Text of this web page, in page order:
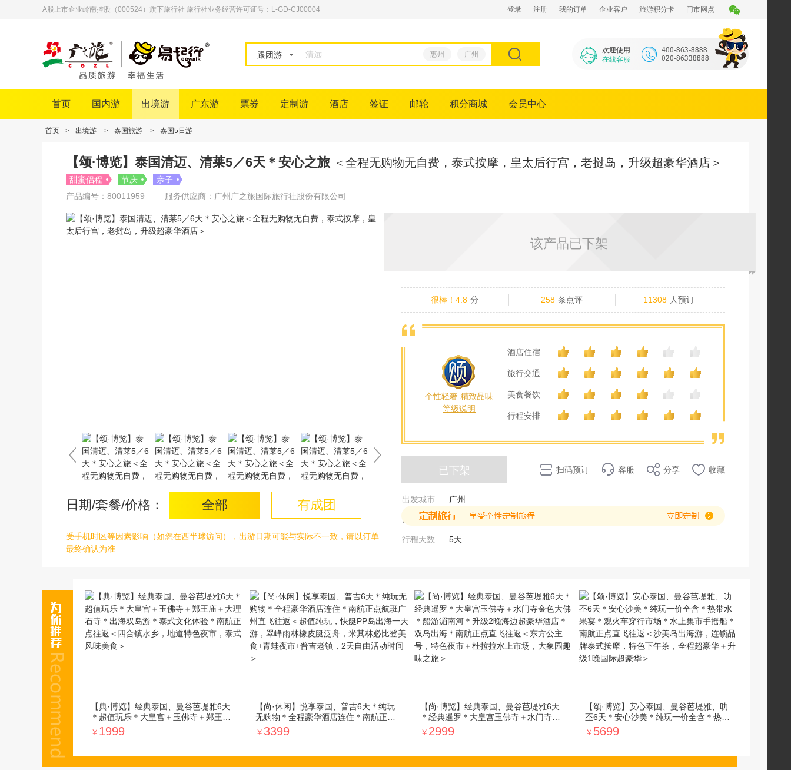
A股上市企业岭南控股（000524）旗下旅行社 旅行社业务经营许可证号：L-GD-CJ00004 登录 注册 我的订单 企业客户 旅游积分卡 门市网点
跟团游 惠州 广州
欢迎使用
在线客服
首页 国内游 出境游 广东游 票券 定制游 酒店 签证 邮轮 积分商城 会员中心
首页 > 出境游 > 泰国旅游 > 泰国5日游
【颂·博览】泰国清迈、清莱5／6天＊安心之旅 ＜全程无购物无自费，泰式按摩，皇太后行宫，老挝岛，升级超豪华酒店＞
甜蜜侣程 节庆
亲子
产品编号：80011959
服务供应商：广州广之旅国际旅行社股份有限公司
日期/套餐/价格： 全部 有成团
受手机时区等因素影响（如您在西半球访问），出游日期可能与实际不一致，请以订单
最终确认为准
该产品已下架
很棒！4.8 分 258 条点评 11308 人预订
个性轻奢 精致品味
等级说明
酒店住宿
旅行交通
美食餐饮
行程安排
已下架 扫码预订 客服 分享 收藏
出发城市 广州
目的城市 泰国-清迈-清莱
行程天数 5天
【典·博览】经典泰国、曼谷芭堤雅6天
＊超值玩乐＊大皇宫＋玉佛寺＋郑王庙
＋大理石寺＊出海双岛游＊泰式文化体
验＊南航正点往返＜四合镇水乡，地道
￥ 1999
【尚·休闲】悦享泰国、普吉6天＊纯玩
无购物＊全程豪华酒店连住＊南航正点
航班广州直飞往返＜超值纯玩，快艇PP
岛出海一天游，翠峰雨林橡皮艇泛舟，
镇，2天自由活动时间＞
￥ 3399
【尚·博览】经典泰国、曼谷芭堤雅6天
＊经典暹罗＊大皇宫玉佛寺＋水门寺金
色大佛＊船游湄南河＊升级2晚海边超豪
华酒店＊双岛出海＊南航正点直飞往返
市场，大象园趣味之旅＞
￥ 2999
【颂·博览】安心泰国、曼谷芭堤雅、叻
丕6天＊安心沙美＊纯玩一价全含＊热带
水果宴＊观火车穿行市场＊水上集市手
摇船＊南航正点直飞往返＜沙美岛出海
全程超豪华＋升级1晚国际超豪华＞
￥ 5699